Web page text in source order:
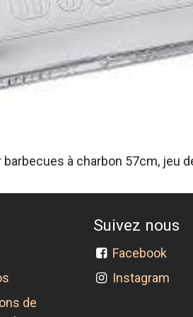
barbecues à charbon 57cm, jeu
de
Suivez nous
Facebook
Instagram